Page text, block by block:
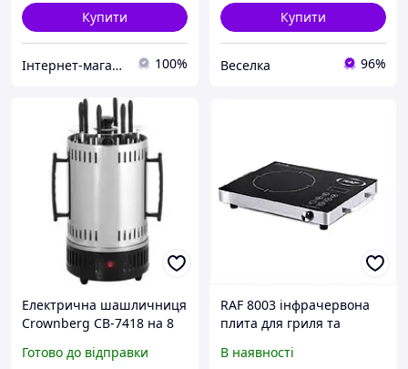
Купити
Інтернет-магазин «Garnovdomi» 100%
Купити
Веселка 96%
Електрична шашличниця
Crownberg CB-7418 на 8
шашлику, плитка-
Готово до відправки
RAF 8003 інфрачервона
плита для гриля та
B767K07H54
В наявності